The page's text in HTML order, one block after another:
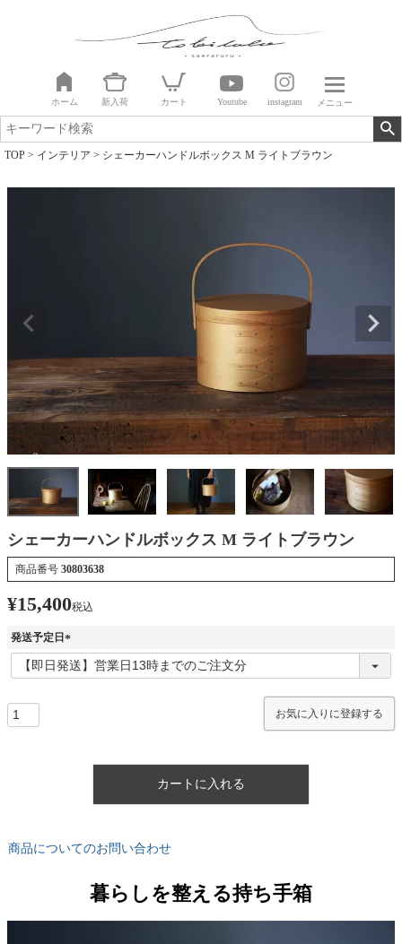
ホーム 新入荷 カート Youtube instagram メニュー
TOP インテリア シェーカーハンドルボックス M ライトブラウン
シェーカーハンドルボックス M ライトブラウン
商品番号 30803638
¥15,400税込
発送予定日
(
必
お気に入りに登録する
カートに入れる
商品についてのお問い合わせ
暮らしを整える持ち手箱